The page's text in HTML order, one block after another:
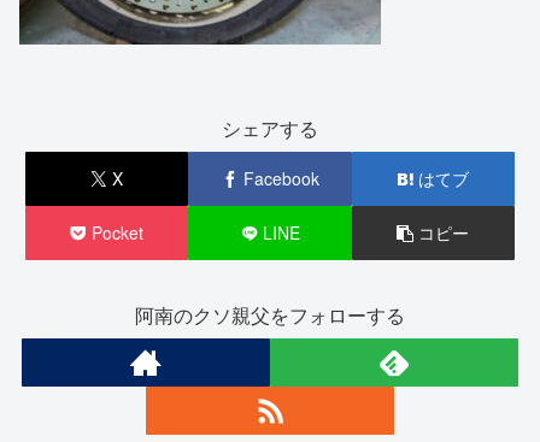
シェアする
X Facebook はてブ
Pocket LINE コピー
阿南のクソ親父をフォローする